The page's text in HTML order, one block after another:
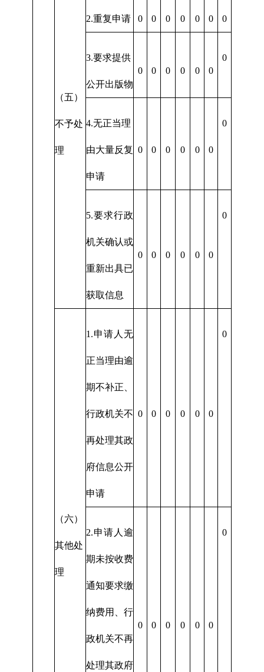
（五）
不予处
理
2.重复申请 0 0 0 0 0 0 0
3.要求提供
公开出版物
0 0 0 0 0 0
0
4.无正当理
由大量反复
申请
0 0 0 0 0 0
0
5.要求行政
机关确认或
重新出具已
获取信息
0 0 0 0 0 0
0
（六）
其他处
理
1.申请人无
正当理由逾
期不补正、
行政机关不
再处理其政
府信息公开
申请
0 0 0 0 0 0
0
2.申请人逾
期未按收费
通知要求缴
纳费用、行
政机关不再
处理其政府
0 0 0 0 0 0
0